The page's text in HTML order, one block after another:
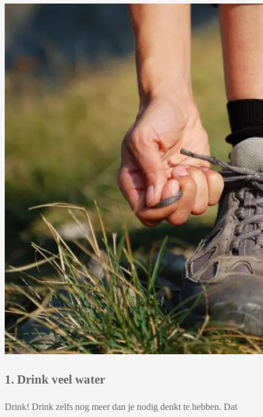
1. Drink veel water
Drink! Drink zelfs nog meer dan je nodig denkt te hebben. Dat